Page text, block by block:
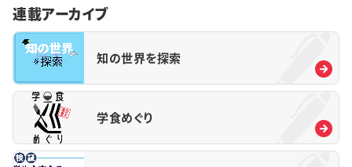
連載アーカイブ
知の世界を探索
学食めぐり